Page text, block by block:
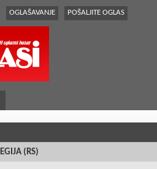
OGLAŠAVANJE POŠALJITE OGLAS
(RS)